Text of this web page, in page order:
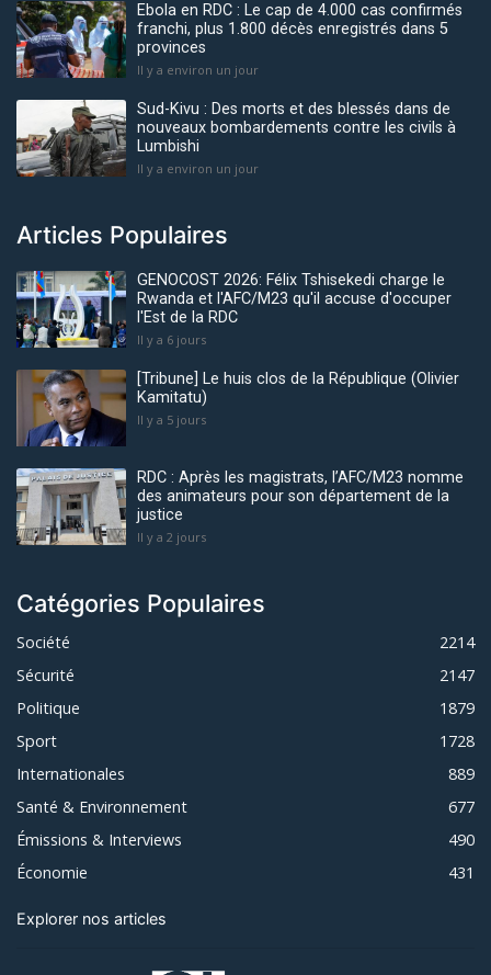
Ebola en RDC : Le cap de 4.000 cas confirmés
franchi, plus 1.800 décès enregistrés dans 5
provinces
Il y a environ un jour
Sud-Kivu : Des morts et des blessés dans de
nouveaux bombardements contre les civils à
Lumbishi
Il y a environ un jour
Articles Populaires
GENOCOST 2026: Félix Tshisekedi charge le
Rwanda et l'AFC/M23 qu'il accuse d'occuper
l'Est de la RDC
Il y a 6 jours
[Tribune] Le huis clos de la République (Olivier
Kamitatu)
Il y a 5 jours
RDC : Après les magistrats, l’AFC/M23 nomme
des animateurs pour son département de la
justice
Il y a 2 jours
Catégories Populaires
Société
2214
Sécurité
2147
Politique
1879
Sport
1728
Internationales
889
Santé & Environnement
677
Émissions & Interviews
490
Économie
431
Explorer nos articles